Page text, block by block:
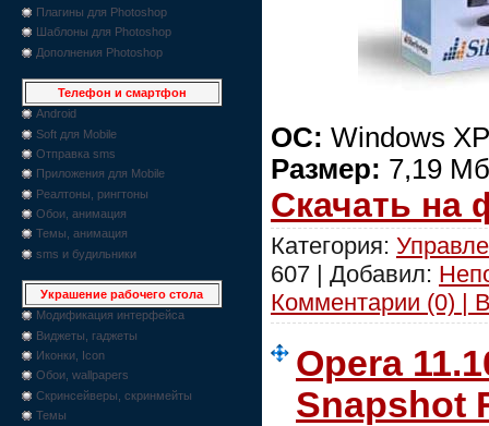
Плагины для Photoshop
Шаблоны для Photoshop
Дополнения Photoshop
Телефон и смартфон
Android
Soft для Mobile
Отправка sms
Приложения для Mobile
Реалтоны, рингтоны
Обои, анимация
Темы, анимация
sms и будильники
Украшение рабочего стола
Модификация интерфейса
Виджеты, гаджеты
Иконки, Icon
Обои, wallpapers
Скринсейверы, скринмейты
Темы
ОС: Windows
Размер: 7,19 Мб
Скачать на
Категория:
607 | Добавил:
Комментарии (0) |
Opera
Snapshot